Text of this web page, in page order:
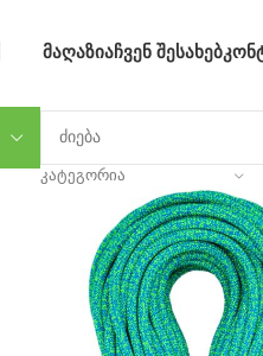
ᲛᲐᲦᲐᲖᲘᲐᲩᲕᲔᲜ ᲨᲔᲡᲐᲮᲔᲑ
ᲙᲐᲢᲔᲒᲝᲠᲘᲐ